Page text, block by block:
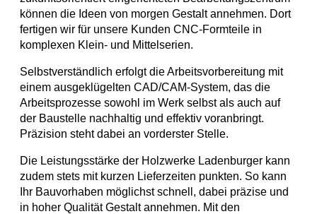
können die Ideen von morgen Gestalt annehmen. Dort
fertigen wir für unsere Kunden CNC-Formteile in
komplexen Klein- und Mittelserien.
Selbstverständlich erfolgt die Arbeitsvorbereitung mit
einem ausgeklügelten CAD/CAM-System, das die
Arbeitsprozesse sowohl im Werk selbst als auch auf
der Baustelle nachhaltig und effektiv voranbringt.
Präzision steht dabei an vorderster Stelle.
Die Leistungsstärke der Holzwerke Ladenburger kann
zudem stets mit kurzen Lieferzeiten punkten. So kann
Ihr Bauvorhaben möglichst schnell, dabei präzise und
in hoher Qualität Gestalt annehmen. Mit den